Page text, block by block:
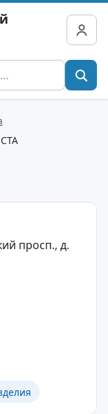
просп., д.